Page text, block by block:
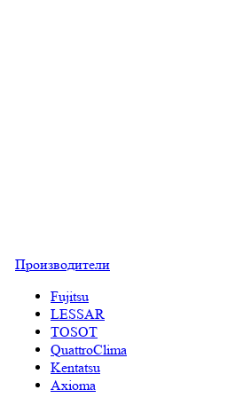
Производители
Fujitsu
LESSAR
TOSOT
QuattroClima
Kentatsu
Axioma